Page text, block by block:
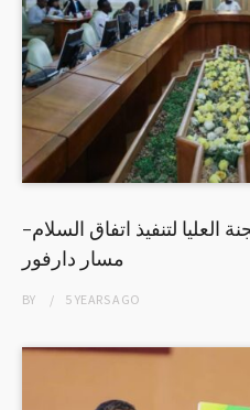
العليا لتنفيذ اتفاق السلام-
مسار دارفور
BY 5 YEARSAGO